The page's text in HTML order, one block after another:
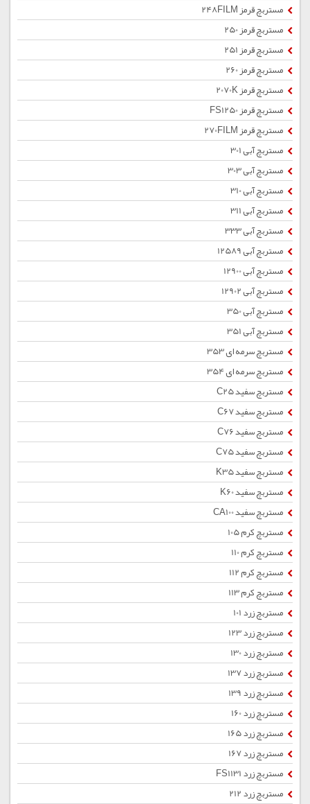
مستربچ قرمز 248FILM
مستربچ قرمز 250
مستربچ قرمز 251
مستربچ قرمز 260
مستربچ قرمز 2070K
مستربچ قرمز FS1250
مستربچ قرمز 270FILM
مستربچ آبی 301
مستربچ آبی 303
مستربچ آبی 310
مستربچ آبی 311
مستربچ آبی 333
مستربچ آبی 12589
مستربچ آبی 12900
مستربچ آبی 12902
مستربچ آبی 350
مستربچ آبی 351
مستربچ سرمه ای 353
مستربچ سرمه ای 354
مستربچ سفید C25
مستربچ سفید C67
مستربچ سفید C76
مستربچ سفید C75
مستربچ سفید K35
مستربچ سفید K60
مستربچ سفید CA100
مستربچ کرم 105
مستربچ کرم 110
مستربچ کرم 112
مستربچ کرم 113
مستربچ زرد 101
مستربچ زرد 123
مستربچ زرد 130
مستربچ زرد 137
مستربچ زرد 139
مستربچ زرد 160
مستربچ زرد 165
مستربچ زرد 167
مستربچ زرد FS1131
مستربچ زرد 212